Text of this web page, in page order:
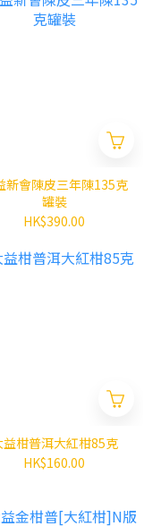
新會陳皮三年陳135克
罐裝
HK$390.00
益柑普洱大紅柑85克
HK$160.00